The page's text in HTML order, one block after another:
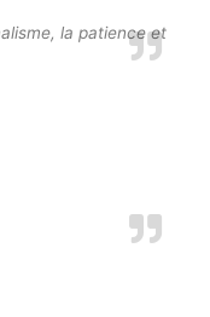
la patience et